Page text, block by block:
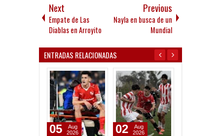
Next
Empate de Las
Diablas en Arroyito
Previous
Nayla en busca de un
Mundial
ENTRADAS RELACIONADAS
05
Aug
2026
02
Aug
2026